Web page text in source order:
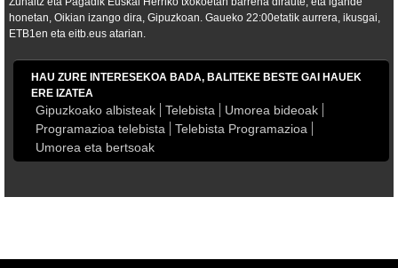
honetan, Oikian izango dira, Gipuzkoan. Gaueko 22:00etatik aurrera, ikusgai,
ETB1en eta eitb.eus atarian.
HAU ZURE INTERESEKOA BADA, BALITEKE BESTE GAI HAUEK
ERE IZATEA
Gipuzkoako albisteak Telebista
Umorea bideoak
Programazioa telebista
Telebista Programazioa
Umorea eta bertsoak